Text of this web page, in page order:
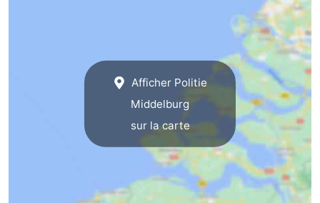
Afficher Politie
Middelburg
sur la carte